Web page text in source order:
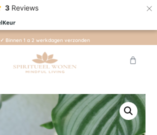
3 Reviews ×
✓ Binnen 1 a 2 werkdagen verzonden